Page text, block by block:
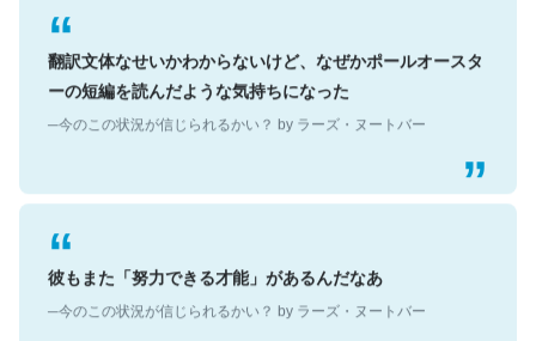
翻訳文体なせいかわからないけど、なぜかポールオースタ
ーの短編を読んだような気持ちになった
彼もまた「努力できる才能」があるんだなあ